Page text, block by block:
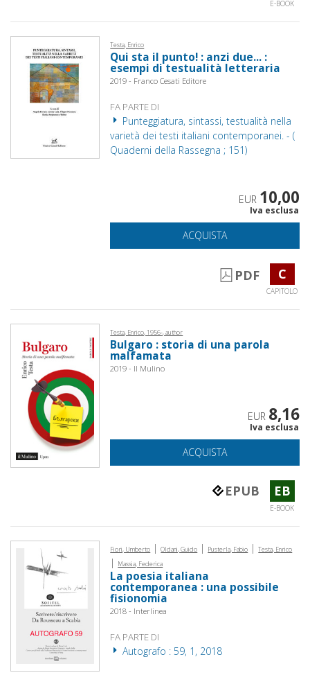
E-BOOK
Testa, Enrico
Qui sta il punto! : anzi due... :
esempi di testualità letteraria
2019 - Franco Cesati Editore
FA PARTE DI
Punteggiatura, sintassi, testualità nella
varietà dei testi italiani contemporanei. - (
Quaderni della Rassegna ; 151)
EUR 10,00
Iva esclusa
ACQUISTA
PDF C
CAPITOLO
Testa, Enrico, 1956-, author
Bulgaro : storia di una parola
malfamata
2019 - Il Mulino
EUR 8,16
Iva esclusa
ACQUISTA
EPUB EB
E-BOOK
Fiori, Umberto | Oldani, Guido | Pusterla, Fabio | Testa, Enrico
| Massia, Federica
La poesia italiana
contemporanea : una possibile
fisionomia
2018 - Interlinea
FA PARTE DI
Autografo : 59, 1, 2018